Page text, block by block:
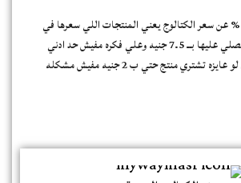
بيبدا من 20 الي 25 % عن سعر الكتالوج يعني المنتجات اللي سعرها في
الكتالوج بــ 10 بتحصلي عليها بــ 7.5 جنيه وعلي فكره مفيش حد ادني
تشتري منتج حتي ب 2 جنيه مفيش مشكله